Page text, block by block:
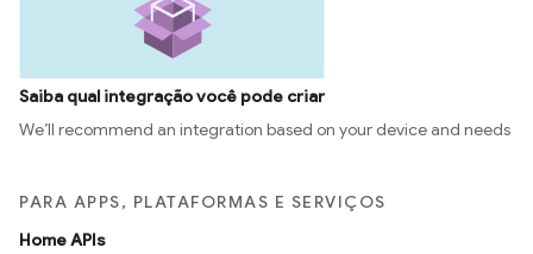
Saiba qual integração você pode criar
We’ll recommend an integration based on your device and needs
PARA APPS, PLATAFORMAS E SERVIÇOS
Home APIs